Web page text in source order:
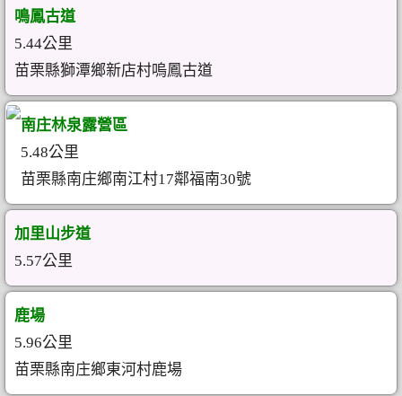
鳴鳳古道
5.44公里
苗栗縣獅潭鄉新店村嗚鳳古道
南庄林泉露營區
5.48公里
苗栗縣南庄鄉南江村17鄰福南30號
加里山步道
5.57公里
鹿場
5.96公里
苗栗縣南庄鄉東河村鹿場